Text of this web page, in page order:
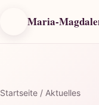
Maria-
Startseite / Aktuelles